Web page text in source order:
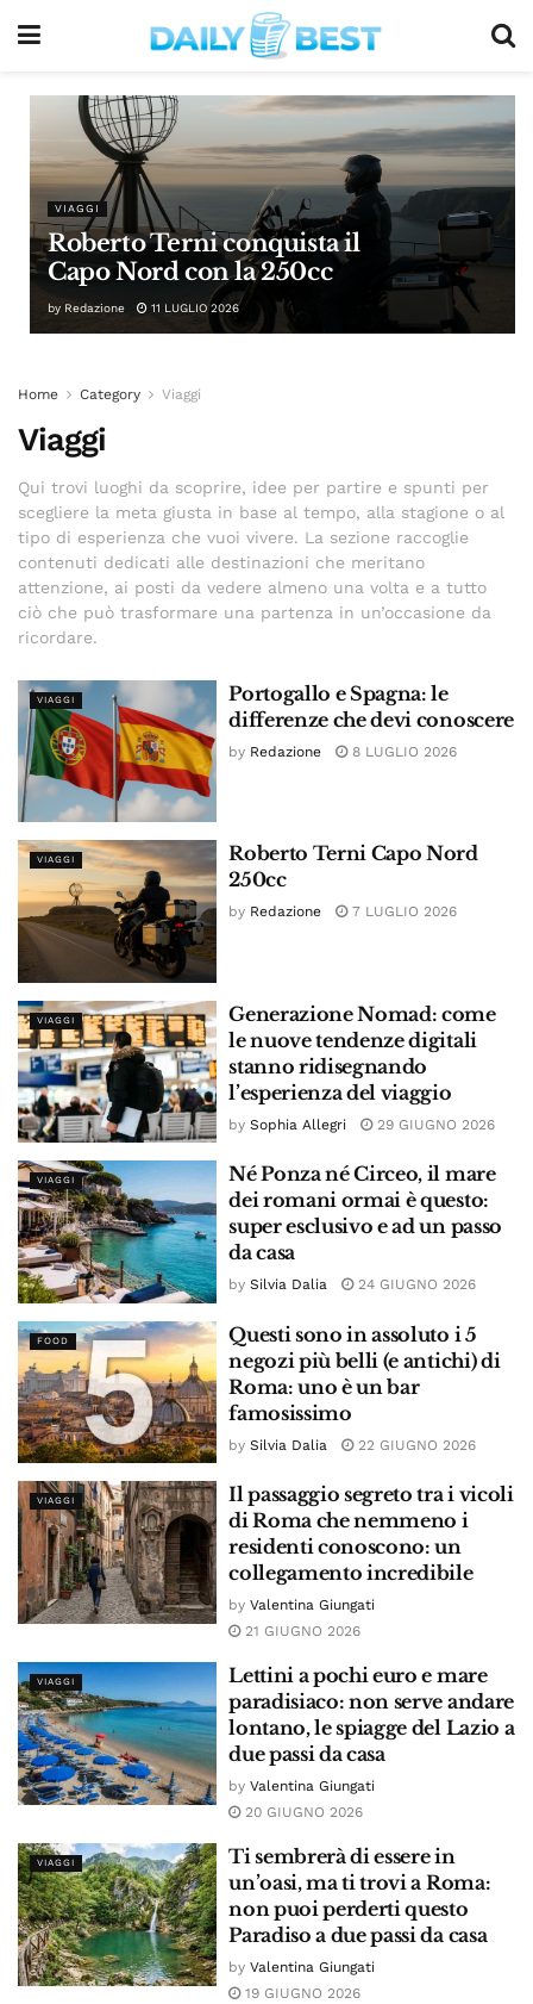
VIAGGI
Roberto Terni conquista il
Capo Nord con la 250cc
by Redazione 11 LUGLIO 2026
Home Category Viaggi
Viaggi
Qui trovi luoghi da scoprire, idee per partire e spunti per
scegliere la meta giusta in base al tempo, alla stagione o al
tipo di esperienza che vuoi vivere. La sezione raccoglie
contenuti dedicati alle destinazioni che meritano
attenzione, ai posti da vedere almeno una volta e a tutto
ciò che può trasformare una partenza in un’occasione da
ricordare.
VIAGGI
Portogallo e Spagna: le
differenze che devi conoscere
by Redazione 8 LUGLIO 2026
VIAGGI
Roberto Terni Capo Nord
250cc
by Redazione 7 LUGLIO 2026
VIAGGI
Generazione Nomad: come
le nuove tendenze digitali
stanno ridisegnando
l’esperienza del viaggio
by Sophia Allegri 29 GIUGNO 2026
VIAGGI
Né Ponza né Circeo, il mare
dei romani ormai è questo:
super esclusivo e ad un passo
da casa
by Silvia Dalia 24 GIUGNO 2026
FOOD
Questi sono in assoluto i 5
negozi più belli (e antichi) di
Roma: uno è un bar
famosissimo
by Silvia Dalia 22 GIUGNO 2026
VIAGGI
Il passaggio segreto tra i vicoli
di Roma che nemmeno i
residenti conoscono: un
collegamento incredibile
by Valentina Giungati
21 GIUGNO 2026
VIAGGI
Lettini a pochi euro e mare
paradisiaco: non serve andare
lontano, le spiagge del Lazio a
due passi da casa
by Valentina Giungati
20 GIUGNO 2026
VIAGGI
Ti sembrerà di essere in
un’oasi, ma ti trovi a Roma:
non puoi perderti questo
Paradiso a due passi da casa
by Valentina Giungati
19 GIUGNO 2026